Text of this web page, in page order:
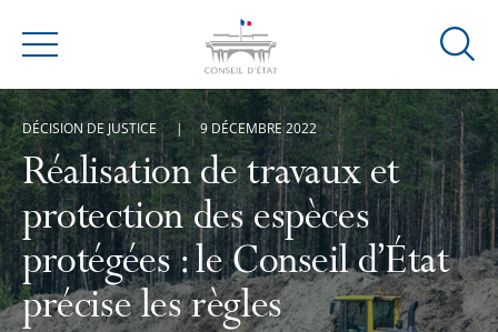
Menu
Ouvrir
de
Réalisation de travaux et
protection des espèces
protégées : le Conseil d’État
précise les règles
DÉCISION DE JUSTICE 9 DÉCEMBRE 2022